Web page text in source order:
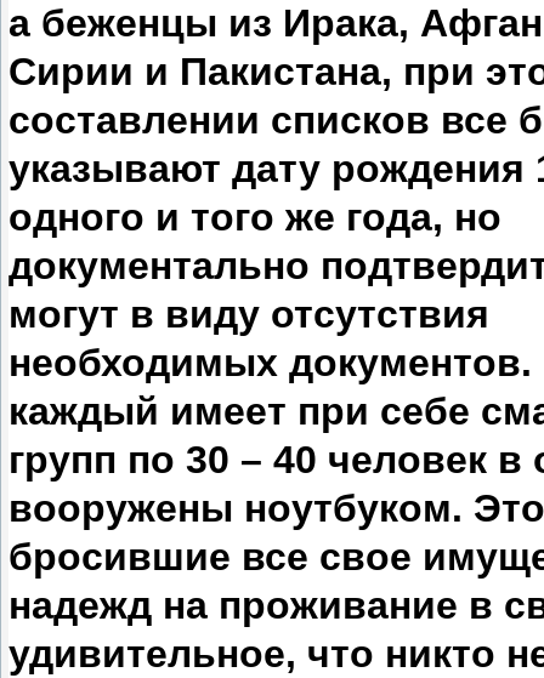
а беженцы из Ирака,
Сирии и Пакистана, при
составлении списков все
указывают дату рождения
одного и того же года, но
документально
могут в виду отсутствия
необходимых
каждый имеет при себе
групп по 30 – 40 человек
вооружены ноутбуком.
бросившие все свое
надежд на проживание в
удивительное, что никто